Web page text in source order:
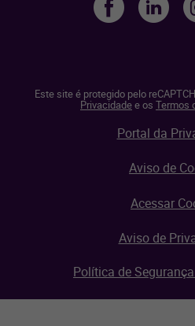
Este site é protegido pelo
Privacidadee os Termos
Portal da
Aviso de
Acessar
Aviso de
Política de